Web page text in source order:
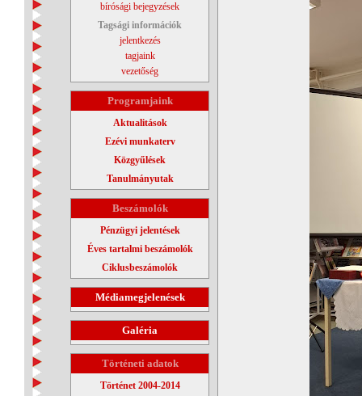
bírósági bejegyzések
Tagsági információk
jelentkezés
tagjaink
vezetőség
Programjaink
Aktualitások
Ezévi munkaterv
Közgyűlések
Tanulmányutak
Beszámolók
Pénzügyi jelentések
Éves tartalmi beszámolók
Ciklusbeszámolók
Médiamegjelenések
Galéria
Történeti adatok
Történet 2004-2014